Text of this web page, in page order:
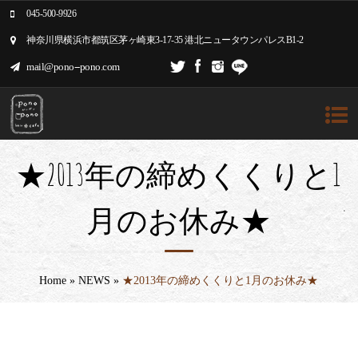
045-500-9926
神奈川県横浜市都筑区茅ヶ崎東3-17-35 港北ニュータウンパレスB1-2
mail@pono--pono.com
★2013年の締めくくりと1
月のお休み★
Home »NEWS » ★2013年の締めくくりと1月のお休み★